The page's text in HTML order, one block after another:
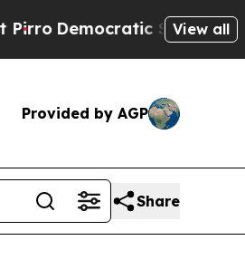
Democratic Socialists ofView all
Provided by AGP
Share